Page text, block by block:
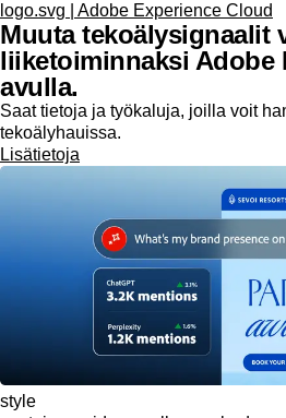
logo.svg | Adobe Experience Cloud
Muuta tekoälysignaalit
liiketoiminnaksi Adobe
avulla.
Saat tietoja ja työkaluja, joilla voit
tekoälyhauissa.
Lisätietoja
style